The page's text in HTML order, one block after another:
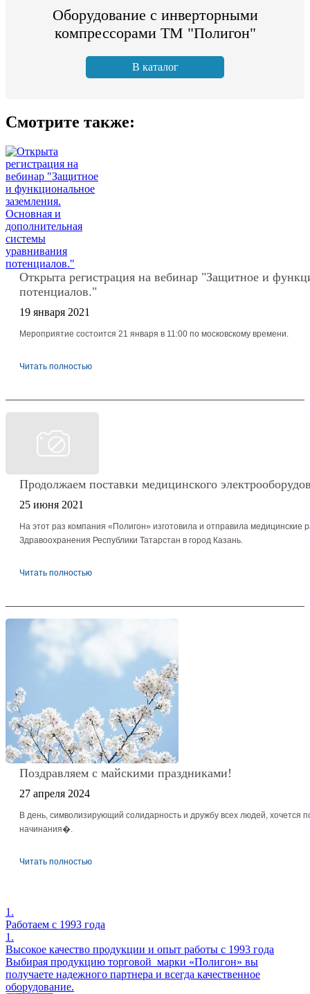
Оборудование с инверторными
компрессорами ТМ "Полигон"
В каталог
Смотрите также:
Открыта регистрация на вебинар "Защитное и
потенциалов."
19 января 2021
Мероприятие состоится 21 января в 11:00 по московскому времени.
Читать полностью
Продолжаем поставки медицинского
25 июня 2021
На этот раз компания «Полигон» изготовила и отправила
Здравоохранения Республики Татарстан в город Казань.
Читать полностью
Поздравляем с майскими праздниками!
27 апреля 2024
В день, символизирующий солидарность и дружбу всех людей, хочется
начинания�.
Читать полностью
1.
Работаем с 1993 года
1.
Высокое качество продукции и опыт работы с 1993 года
Выбирая продукцию торговой марки «Полигон» вы
получаете надежного партнера и всегда качественное
оборудование.